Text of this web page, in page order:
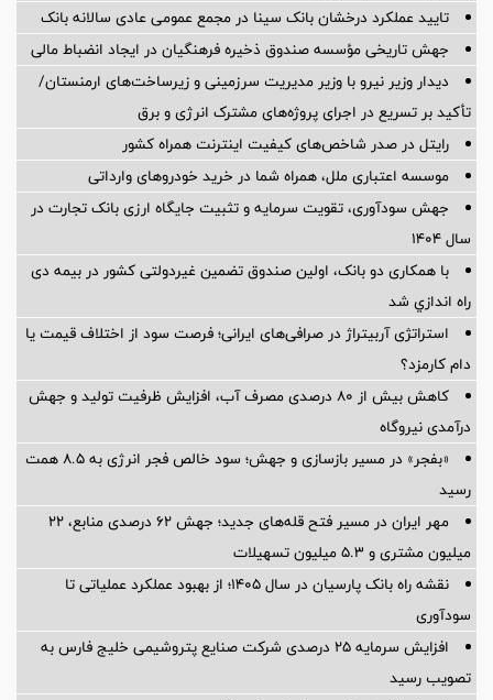
تایید عملکرد درخشان بانک سینا در مجمع عمومی عادی سالانه بانک
جهش تاریخی مؤسسه صندوق ذخیره فرهنگیان در ایجاد انضباط مالی
دیدار وزیر نیرو با وزیر مدیریت سرزمینی و زیرساخت‌های ارمنستان/
تأکید بر تسریع در اجرای پروژه‌های مشترک انرژی و برق
رایتل در صدر شاخص‌های کیفیت اینترنت همراه کشور
موسسه اعتباری ملل، همراه شما در خرید خودروهای وارداتی
جهش سودآوری، تقویت سرمایه و تثبیت جایگاه ارزی بانک تجارت در
سال ۱۴۰۴
با همکاری دو بانک، اولین صندوق تضمین غیردولتی کشور در بیمه دی
راه اندازي شد
استراتژی آربیتراژ در صرافی‌های ایرانی؛ فرصت سود از اختلاف قیمت یا
دام کارمزد؟
کاهش بیش از ۸۰ درصدی مصرف آب، افزایش ظرفیت تولید و جهش
درآمدی نیروگاه
«بفجر» در مسیر بازسازی و جهش؛ سود خالص فجر انرژی به ۸.۵ همت
رسید
مهر ایران در مسیر فتح قله‌های جدید؛ جهش ۶۲ درصدی منابع، ۲۲
میلیون مشتری و ۵.۳ میلیون تسهیلات
نقشه راه بانک پارسیان در سال ۱۴۰۵؛ از بهبود عملکرد عملیاتی تا
سودآوری
افزایش سرمایه ۲۵ درصدی شرکت صنایع پتروشیمی خلیج فارس به
تصویب رسید